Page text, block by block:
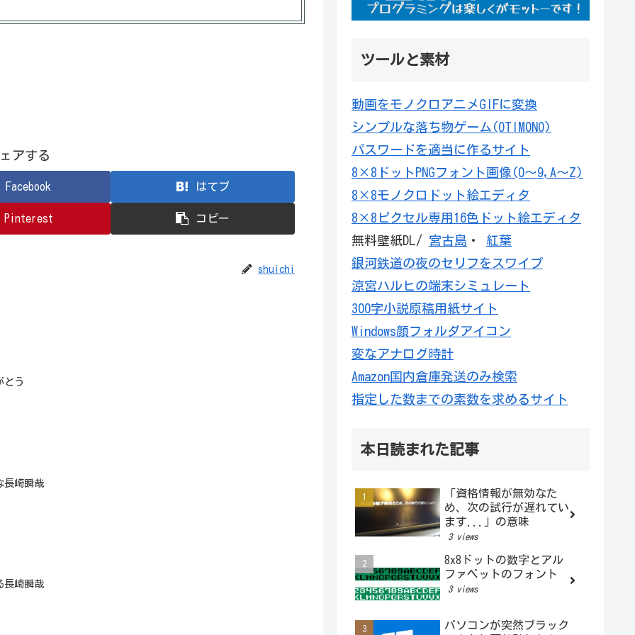
アする
Facebook はてブ
Pinterest コピー
shuichi
とう
長崎瞬哉
長崎瞬哉
ツールと素材
動画をモノクロアニメGIFに変換
シンプルな落ち物ゲーム(OTIMONO)
パスワードを適当に作るサイト
8×8ドットPNGフォント画像(0～9,A～Z)
8×8モノクロドット絵エディタ
8×8ピクセル専用16色ドット絵エディタ
無料壁紙DL/ 宮古島 ・ 紅葉
銀河鉄道の夜のセリフをスワイプ
涼宮ハルヒの端末シミュレート
300字小説原稿用紙サイト
Windows顔フォルダアイコン
変なアナログ時計
Amazon国内倉庫発送のみ検索
指定した数までの素数を求めるサイト
本日読まれた記事
「資格情報が無効なた
め、次の試行が遅れてい
ます...」の意味
3 views
8x8ドットの数字とアル
ファベットのフォント
3 views
パソコンが突然ブラック